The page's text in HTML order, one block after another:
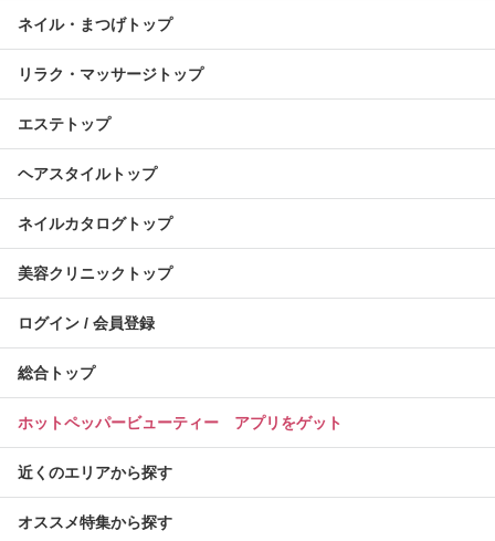
ネイル・まつげトップ
リラク・マッサージトップ
エステトップ
ヘアスタイルトップ
ネイルカタログトップ
美容クリニックトップ
ログイン / 会員登録
総合トップ
ホットペッパービューティー アプリをゲット
近くのエリアから探す
オススメ特集から探す